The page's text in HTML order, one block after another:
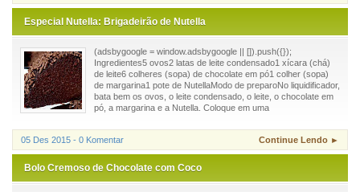
Especial Nutella: Brigadeirão de Nutella
(adsbygoogle = window.adsbygoogle || []).push({});
Ingredientes5 ovos2 latas de leite condensado1 xícara (chá)
de leite6 colheres (sopa) de chocolate em pó1 colher (sopa)
de margarina1 pote de NutellaModo de preparoNo liquidificador,
bata bem os ovos, o leite condensado, o leite, o chocolate em
pó, a margarina e a Nutella. Coloque em uma
05 Des 2015 - 0 Komentar Continue Lendo ►
Bolo Cremoso de Chocolate com Coco